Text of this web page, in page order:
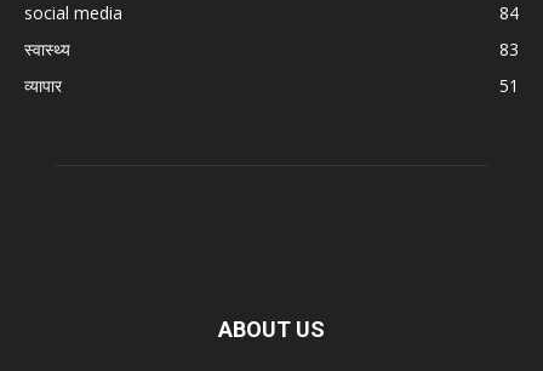
social media
84
स्वास्थ्य
83
व्यापार
51
ABOUT US